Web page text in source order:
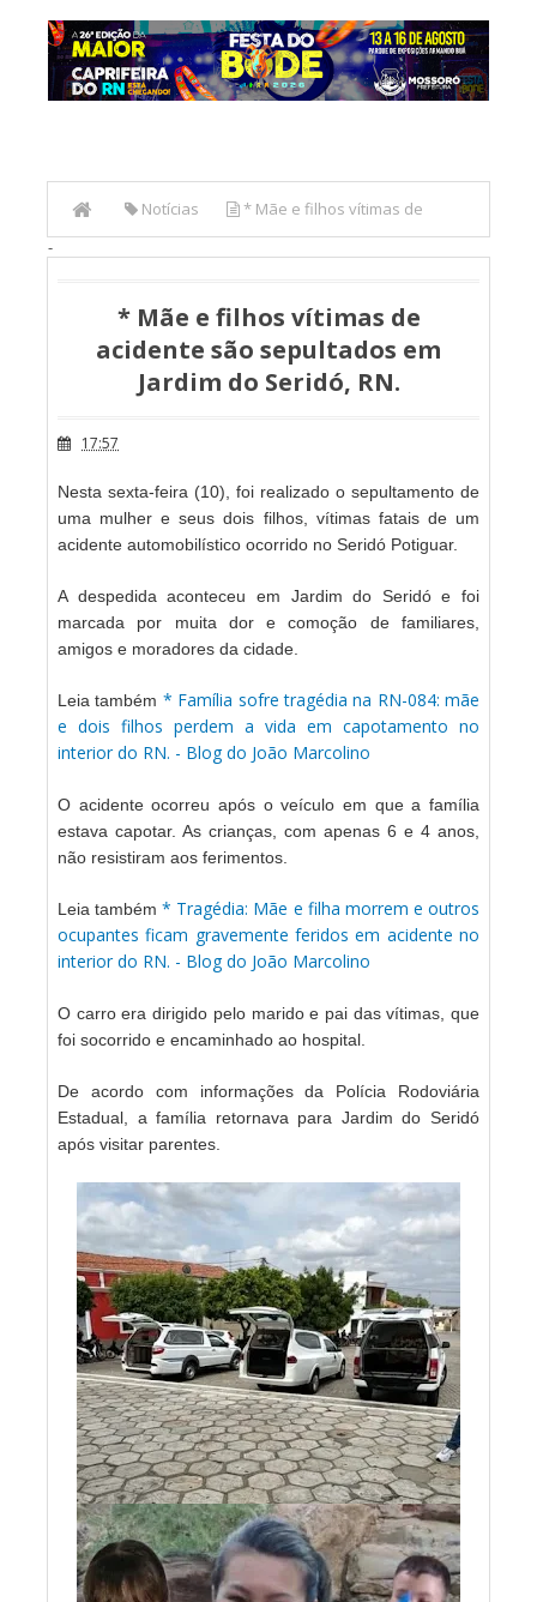
Notícias * Mãe e filhos vítimas de
acidente são sepultados em Jardim do Seridó, RN.
-
* Mãe e filhos vítimas de
acidente são sepultados em
Jardim do Seridó, RN.
17:57
Nesta sexta-feira (10), foi realizado o sepultamento de
uma mulher e seus dois filhos, vítimas fatais de um
acidente automobilístico ocorrido no Seridó Potiguar.
A despedida aconteceu em Jardim do Seridó e foi
marcada por muita dor e comoção de familiares,
amigos e moradores da cidade.
Leia também * Família sofre tragédia na RN-084: mãe
e dois filhos perdem a vida em capotamento no
interior do RN. - Blog do João Marcolino
O acidente ocorreu após o veículo em que a família
estava capotar. As crianças, com apenas 6 e 4 anos,
não resistiram aos ferimentos.
Leia também* Tragédia: Mãe e filha morrem e outros
ocupantes ficam gravemente feridos em acidente no
interior do RN. - Blog do João Marcolino
O carro era dirigido pelo marido e pai das vítimas, que
foi socorrido e encaminhado ao hospital.
De acordo com informações da Polícia Rodoviária
Estadual, a família retornava para Jardim do Seridó
após visitar parentes.